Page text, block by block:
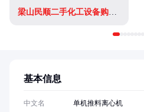
梁山民顺二手化工设备购销有限公司
基本信息
中文名
单机推料离心机